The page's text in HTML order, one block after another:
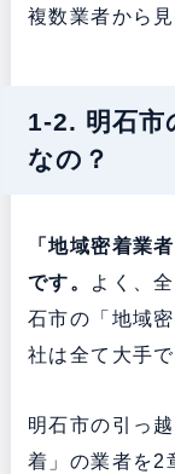
複数業者から
1-2. 明石市
なの？
「地域密着業
です。
よく、
石市の「地域
社は全て大手で
明石市の引っ
着」の業者を2